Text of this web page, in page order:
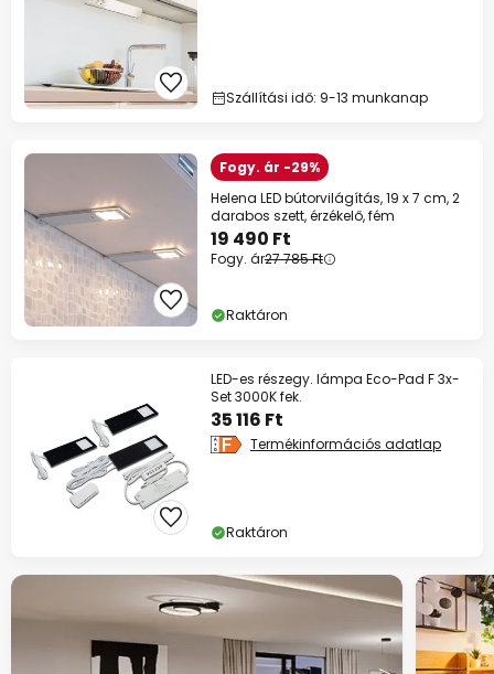
Szállítási idő: 9-13 munkanap
Fogy. ár -29%
Helena LED bútorvilágítás, 19 x 7 cm, 2
darabos szett, érzékelő, fém
19 490 Ft
Fogy. ár27 785 Ft
Raktáron
LED-es részegy. lámpa Eco-Pad F 3x-
Set 3000K fek.
35 116 Ft
Termékinformációs adatlap
Raktáron